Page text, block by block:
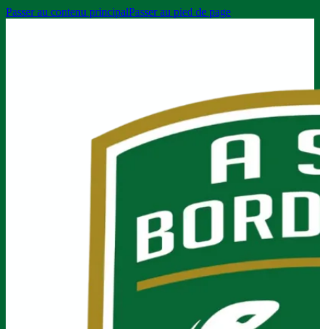
Passer au contenu principalPasser au pied de page